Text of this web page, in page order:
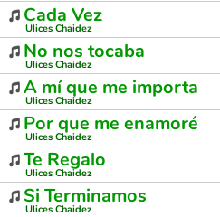
Cada Vez
Ulices Chaidez
No nos tocaba
Ulices Chaidez
A mí que me importa
Ulices Chaidez
Por que me enamoré
Ulices Chaidez
Te Regalo
Ulices Chaidez
Si Terminamos
Ulices Chaidez